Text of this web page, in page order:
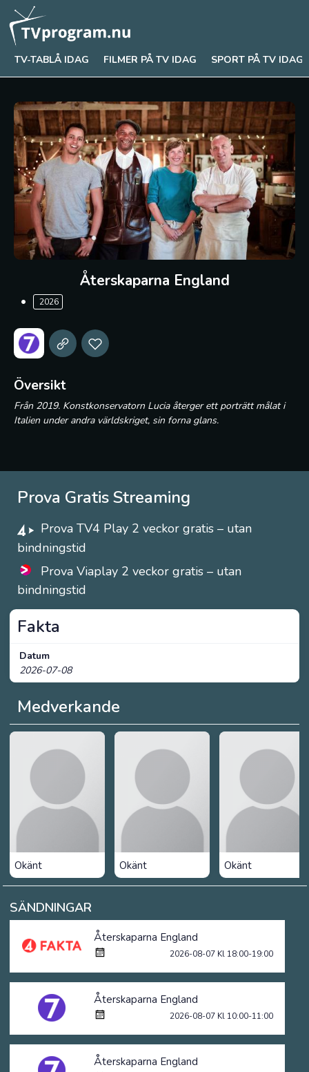
TV-TABLÅ IDAG FILMER PÅ TV IDAG SPORT PÅ TV IDAG
Återskaparna England
2026
Översikt
Från 2019. Konstkonservatorn Lucia återger ett porträtt målat i
Italien under andra världskriget, sin forna glans.
Prova Gratis Streaming
Prova TV4 Play 2 veckor gratis – utan
bindningstid
Prova Viaplay 2 veckor gratis – utan
bindningstid
Medverkande
Okänt Okänt Okänt
Fakta
Datum
2026-07-08
SÄNDNINGAR
Återskaparna England
2026-08-07 Kl 18:00-19:00
Återskaparna England
2026-08-07 Kl 10:00-11:00
Återskaparna England